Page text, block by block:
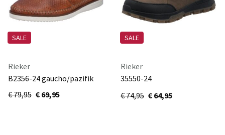
SALE
Rieker
B2356-24 gaucho/pazifik
€ 79,95 € 69,95
SALE
Rieker
35550-24
€ 74,95 € 64,95